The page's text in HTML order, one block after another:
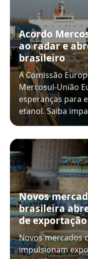
Acordo
ao radar e
brasileiro
A Comissão
Mercosul-União
esperanças para
etanol. Saiba
Novos
brasileira
de exportação
Novos mercados
impulsionam